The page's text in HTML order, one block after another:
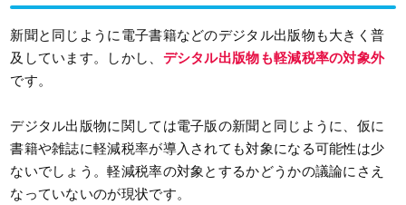
新聞と同じように電子書籍などのデジタル出版物も大きく普
及しています。しかし、 デシタル出版物も軽減税率の対象外
です。
デジタル出版物に関しては電子版の新聞と同じように、仮に
書籍や雑誌に軽減税率が導入されても対象になる可能性は少
ないでしょう。軽減税率の対象とするかどうかの議論にさえ
なっていないのが現状です。